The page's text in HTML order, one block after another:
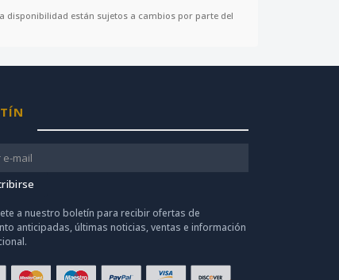
disponibilidad están sujetos a cambios por parte del
a nuestro boletín para recibir ofertas de
anticipadas, últimas noticias, ventas e información